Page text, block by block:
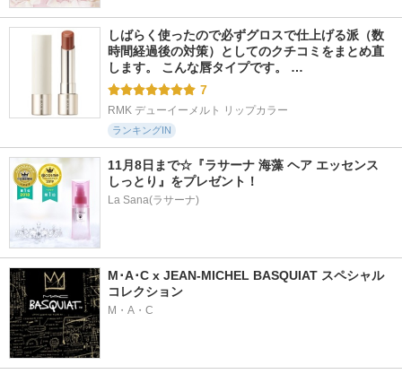
しばらく使ったので必ずグロスで仕上げる派（数
時間経過後の対策）としてのクチコミをまとめ直
します。 こんな唇タイプです。 …
7
RMK デューイーメルト リップカラー
ランキングIN
11月8日まで☆『ラサーナ 海藻 ヘア エッセンス
しっとり』をプレゼント！
La Sana(ラサーナ)
M･A･C x JEAN-MICHEL BASQUIAT スペシャル
コレクション
M・A・C